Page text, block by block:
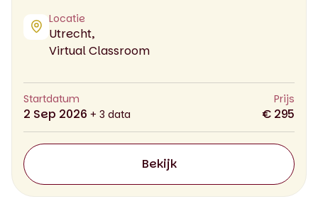
Locatie
Utrecht,
Virtual Classroom
Startdatum
2 Sep 2026 + 3 data
Prijs
€ 295
Bekijk